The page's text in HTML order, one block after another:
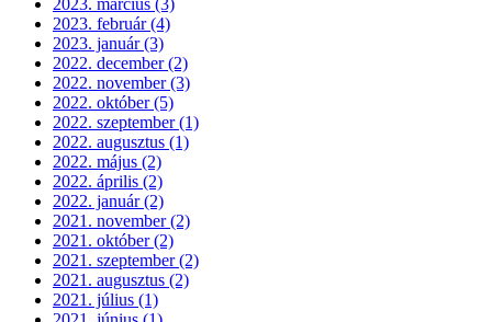
2023. február (4)
2023. január (3)
2022. december (2)
2022. november (3)
2022. október (5)
2022. szeptember (1)
2022. augusztus (1)
2022. május (2)
2022. április (2)
2022. január (2)
2021. november (2)
2021. október (2)
2021. szeptember (2)
2021. augusztus (2)
2021. július (1)